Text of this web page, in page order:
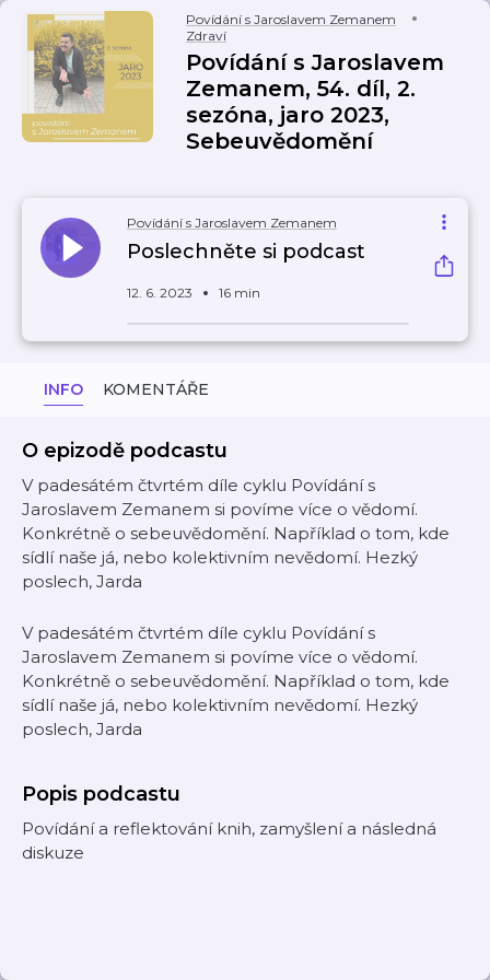
Povídání s Jaroslavem Zemanem
Zdraví
Povídání s Jaroslavem
Zemanem, 54. díl, 2.
sezóna, jaro 2023,
Sebeuvědomění
Povídání s Jaroslavem Zemanem
Poslechněte si podcast
12. 6. 2023 16 min
INFO KOMENTÁŘE
O epizodě podcastu
V padesátém čtvrtém díle cyklu Povídání s
Jaroslavem Zemanem si povíme více o vědomí.
Konkrétně o sebeuvědomění. Například o tom, kde
sídlí naše já, nebo kolektivním nevědomí. Hezký
poslech, Jarda
V padesátém čtvrtém díle cyklu Povídání s
Jaroslavem Zemanem si povíme více o vědomí.
Konkrétně o sebeuvědomění. Například o tom, kde
sídlí naše já, nebo kolektivním nevědomí. Hezký
poslech, Jarda
Popis podcastu
Povídání a reflektování knih, zamyšlení a následná
diskuze